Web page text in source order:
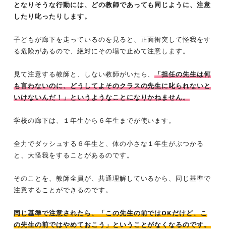
となりそうな行動には、どの教師であっても同じように、注意
したり叱ったりします。
子どもが廊下を走っているのを見ると、正面衝突して怪我をす
る危険があるので、絶対にその場で止めて注意します。
見て注意する教師と、しない教師がいたら、「担任の先生は何
も言わないのに、どうしてよそのクラスの先生に叱られないと
いけないんだ！」というようなことになりかねません。
学校の廊下は、１年生から６年生までが使います。
全力でダッシュする６年生と、体の小さな１年生がぶつかる
と、大怪我をすることがあるのです。
そのことを、教師全員が、共通理解しているから、同じ基準で
注意することができるのです。
同じ基準で注意されたら、「この先生の前ではOKだけど、こ
の先生の前ではやめておこう」ということがなくなるのです。